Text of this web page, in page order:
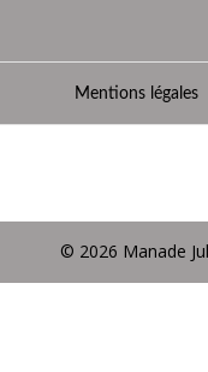
Mentions légales
© 2026 Manade